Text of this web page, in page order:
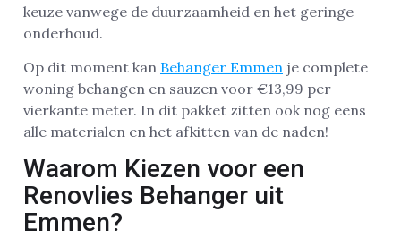
keuze vanwege de duurzaamheid en het geringe
onderhoud.
Op dit moment kan Behanger Emmen je complete
woning behangen en sauzen voor €13,99 per
vierkante meter. In dit pakket zitten ook nog eens
alle materialen en het afkitten van de naden!
Waarom Kiezen voor een
Renovlies Behanger uit
Emmen?